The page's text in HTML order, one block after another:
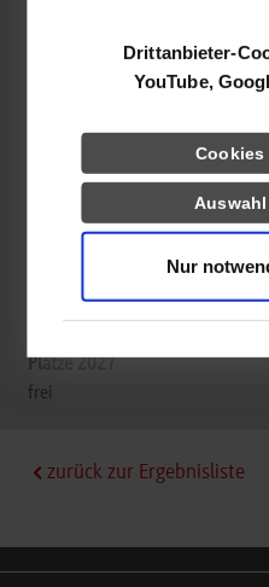
Drittanbieter-
YouTube,
Cookies
Nur
https://www.scriba-ag.de/
07024 9772660
uwe.schreiber@scriba-ag.de
frei
zurück zur Ergebnisliste